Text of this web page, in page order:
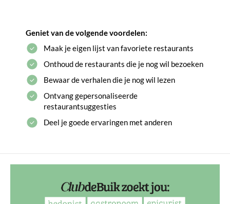
Geniet van de volgende voordelen:
Maak je eigen lijst van favoriete restaurants
Onthoud de restaurants die je nog wil bezoeken
Bewaar de verhalen die je nog wil lezen
Ontvang gepersonaliseerde
restaurantsuggesties
Deel je goede ervaringen met anderen